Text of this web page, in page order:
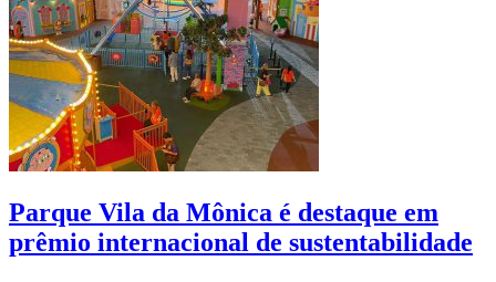
Parque Vila da Mônica é destaque em
prêmio internacional de sustentabilidade